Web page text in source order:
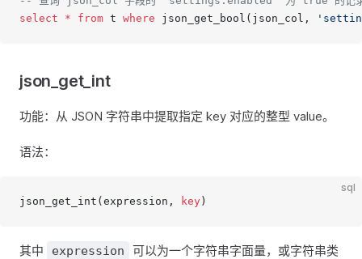
select * from t where json_get_bool(json_col,
json_get_int
功能：从 JSON 字符串中提取指定 key 对应的整型 value。
语法：
sql
json_get_int(expression,
key )
其中 expression
可以为一个字符串字面量，或字符串类